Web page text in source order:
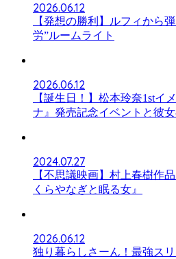
2026.06.12
【発想の勝利】ルフィから
労”ルームライト
2026.06.12
【誕生日！】松本玲奈1stイ
ナ』発売記念イベントと彼
2024.07.27
【不思議映画】村上春樹作
くらやなぎと眠る女』
2026.06.12
独り暮らしさーん！最強ス